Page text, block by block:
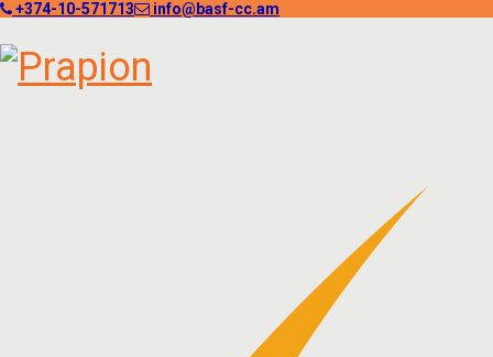
+374-10-571713 info@basf-cc.am